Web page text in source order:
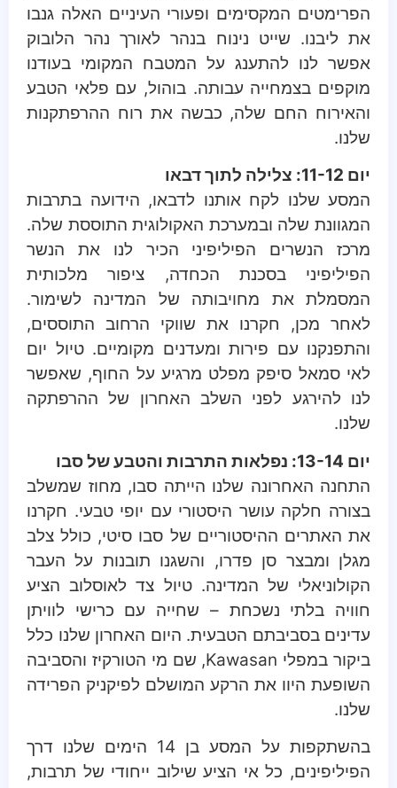
הפרימטים המקסימים ופעורי העיניים האלה גנבו
את ליבנו. שייט נינוח בנהר לאורך נהר הלובוק
אפשר לנו להתענג על המטבח המקומי בעודנו
מוקפים בצמחייה עבותה. בוהול, עם פלאי הטבע
והאירוח החם שלה, כבשה את רוח ההרפתקנות
שלנו.
יום 11-12: צלילה לתוך דבאו
המסע שלנו לקח אותנו לדבאו, הידועה בתרבות
המגוונת שלה ובמערכת האקולוגית התוססת שלה.
מרכז הנשרים הפיליפיני הכיר לנו את הנשר
הפיליפיני בסכנת הכחדה, ציפור מלכותית
המסמלת את מחויבותה של המדינה לשימור.
לאחר מכן, חקרנו את שווקי הרחוב התוססים,
והתפנקנו עם פירות ומעדנים מקומיים. טיול יום
לאי סמאל סיפק מפלט מרגיע על החוף, שאפשר
לנו להירגע לפני השלב האחרון של ההרפתקה
שלנו.
יום 13-14: נפלאות התרבות והטבע של סבו
התחנה האחרונה שלנו הייתה סבו, מחוז שמשלב
בצורה חלקה עושר היסטורי עם יופי טבעי. חקרנו
את האתרים ההיסטוריים של סבו סיטי, כולל צלב
מגלן ומבצר סן פדרו, והשגנו תובנות על העבר
הקולוניאלי של המדינה. טיול צד לאוסלוב הציע
חוויה בלתי נשכחת – שחייה עם כרישי לוויתן
עדינים בסביבתם הטבעית. היום האחרון שלנו כלל
ביקור במפלי Kawasan, שם מי הטורקיז והסביבה
השופעת היוו את הרקע המושלם לפיקניק הפרידה
שלנו.
בהשתקפות על המסע בן 14 הימים שלנו דרך
הפיליפינים, כל אי הציע שילוב ייחודי של תרבות,